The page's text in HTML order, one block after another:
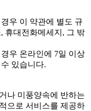
우 이 약관에 별도 규
휴대전화메세지, 그 밖
우 온라인에 7일 이상
있습니다.
나 미풍양속에 반하는
으로 서비스를 제공하